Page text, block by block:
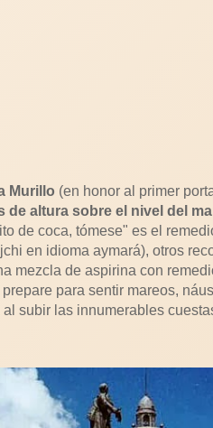
Murillo (en honor al primer
de altura sobre el nivel del
de coca, tómese" es el
en idioma aymará), otros
mezcla de aspirina con
para sentir mareos,
subir las innumerables